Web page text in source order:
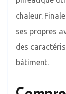
chaleur.
ses propres
des
bâtiment.